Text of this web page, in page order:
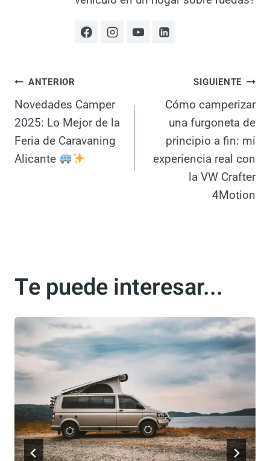
¿Quieres transformar tu vehículo
en un hogar sobre ruedas?
Navegación
de
entradas
ANTERIOR
Novedades Camper
2025: Lo Mejor de
la Feria de
SIGUIENTE
Cómo camperizar
una furgoneta de
principio a fin: mi
experiencia real con
la VW Crafter
Te puede interesar...